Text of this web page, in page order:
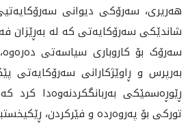
هەریری، سەرۆکی دیوانی
شاندێکی سەرۆکایەتی کە لە بەڕێزان
سەرۆک بۆ کاروباری سیاسەتی
بەرپرس و ڕاوێژکارانی سەرۆکایەتی
ڕێوڕەسمێکی بەربانگکردنەوەدا
تورکی بۆ پەروەردە و فێرکردن،